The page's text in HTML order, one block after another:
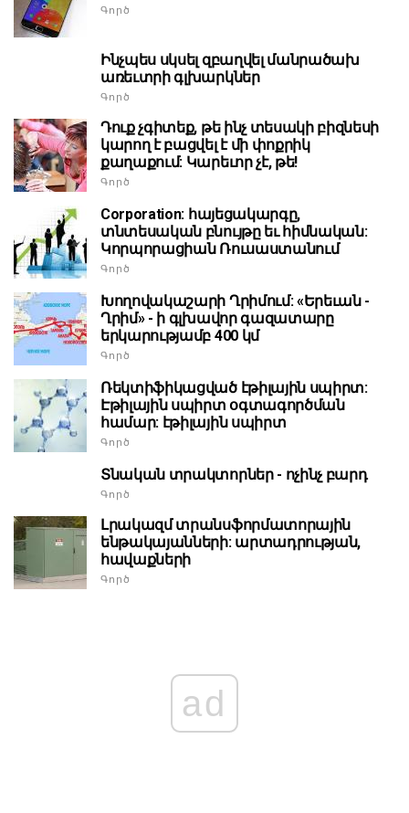
Գործ
Ինչպես սկսել զբաղվել մանրածախ
առեւտրի գլխարկներ
Գործ
Դուք չգիտեք, թե ինչ տեսակի բիզնեսի
կարող է բացվել է մի փոքրիկ
քաղաքում: Կարեւոր չէ, թե!
Գործ
Corporation: հայեցակարգը,
տնտեսական բնույթը եւ հիմնական:
Կորպորացիան Ռուսաստանում
Գործ
Խողովակաշարի Ղրիմում: «Երեւան -
Ղրիմ» - ի գլխավոր գազատարը
երկարությամբ 400 կմ
Գործ
Ռեկտիֆիկացված էթիլային սպիրտ:
Էթիլային սպիրտ օգտագործման
համար: էթիլային սպիրտ
Գործ
Տնական տրակտորներ - ոչինչ բարդ
Գործ
Լրակազմ տրանսֆորմատորային
ենթակայանների: արտադրության,
հավաքների
Գործ
ad